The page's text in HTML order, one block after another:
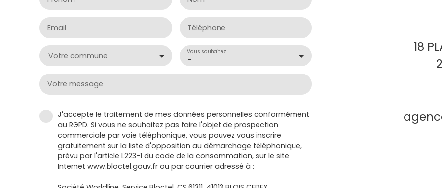
Email Téléphone
Votre commune -
Vous souhaitez
Votre message
J'accepte le traitement de mes données personnelles conformément
au RGPD. Si vous ne souhaitez pas faire l'objet de prospection
commerciale par voie téléphonique, vous pouvez vous inscrire
gratuitement sur la liste d'opposition au démarchage téléphonique,
prévu par l'article L223-1 du code de la consommation, sur le site
Internet www.bloctel.gouv.fr ou par courrier adressé à :
18